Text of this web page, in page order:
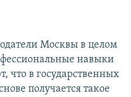
Москвы в целом
навыки
что в государственных
получается такое